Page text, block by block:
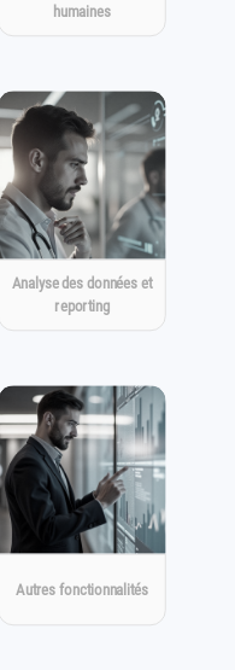
humaines
Analyse des données et
reporting
Autres fonctionnalités